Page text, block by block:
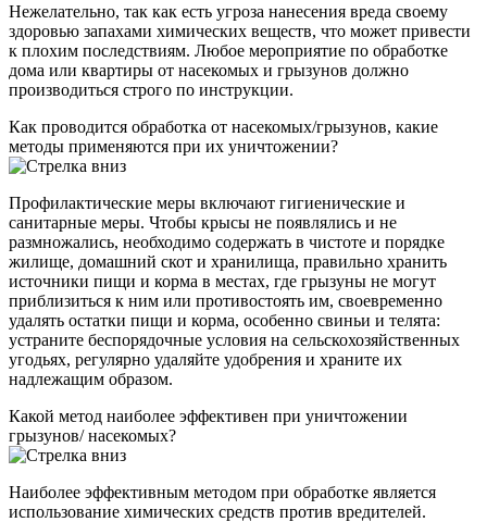
Нежелательно, так как есть угроза нанесения вреда своему
здоровью запахами химических веществ, что может привести
к плохим последствиям. Любое мероприятие по обработке
дома или квартиры от насекомых и грызунов должно
производиться строго по инструкции.
Как проводится обработка от насекомых/грызунов, какие
методы применяются при их уничтожении?
Профилактические меры включают гигиенические и
санитарные меры. Чтобы крысы не появлялись и не
размножались, необходимо содержать в чистоте и порядке
жилище, домашний скот и хранилища, правильно хранить
источники пищи и корма в местах, где грызуны не могут
приблизиться к ним или противостоять им, своевременно
удалять остатки пищи и корма, особенно свиньи и телята:
устраните беспорядочные условия на сельскохозяйственных
угодьях, регулярно удаляйте удобрения и храните их
надлежащим образом.
Какой метод наиболее эффективен при уничтожении
грызунов/ насекомых?
Наиболее эффективным методом при обработке является
использование химических средств против вредителей.